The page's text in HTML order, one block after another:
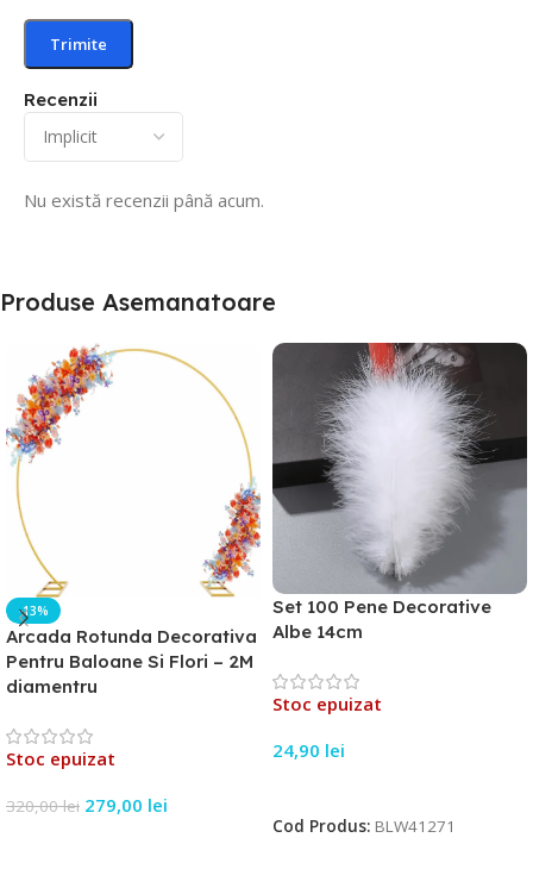
Recenzii
Nu există recenzii până acum.
Produse Asemanatoare
-13%
Arcada Rotunda Decorativa
Pentru Baloane Si Flori – 2M
diamentru
Stoc epuizat
320,00lei 279,00 lei
Set 100 Pene Decorative
Albe 14cm
Stoc epuizat
24,90 lei
Cod Produs: BLW41271